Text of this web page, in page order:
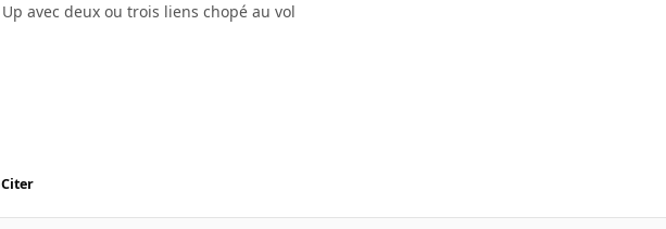
Up avec deux ou trois liens chopé au vol
Citer